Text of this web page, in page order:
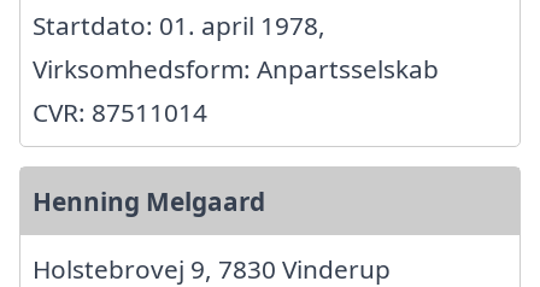
Startdato: 01. april 1978,
Virksomhedsform: Anpartsselskab
CVR: 87511014
Henning Melgaard
Holstebrovej 9, 7830 Vinderup